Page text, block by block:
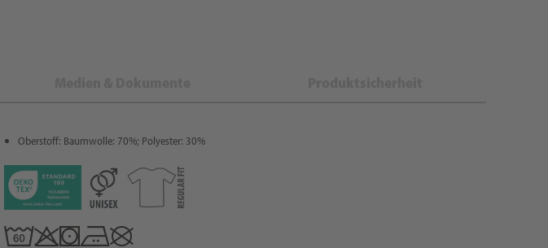
Oberstoff: Baumwolle: 70%; Polyester: 30%